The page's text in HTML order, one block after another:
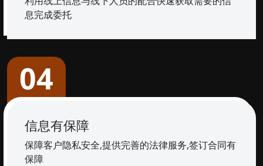
息完成委托
04
信息有保障
保障客户隐私安全,提供完善的法律服务,签订合同有
保障